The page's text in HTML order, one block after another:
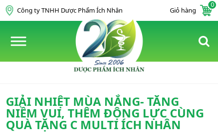
Skip to content
Công ty TNHH Dược Phẩm Ích Nhân Giỏ hàng
0
GIẢI NHIỆT MÙA NẮNG- TĂNG
NIỀM VUI, THÊM ĐỘNG LỰC CÙNG
QUÀ TẶNG C MULTI ÍCH NHÂN